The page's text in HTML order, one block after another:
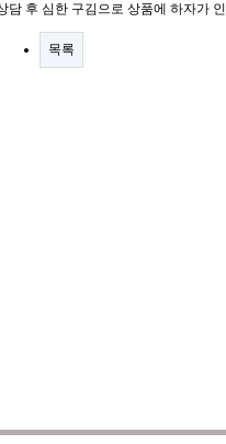
담 후 심한 구김으로 상품에 하자가
목록